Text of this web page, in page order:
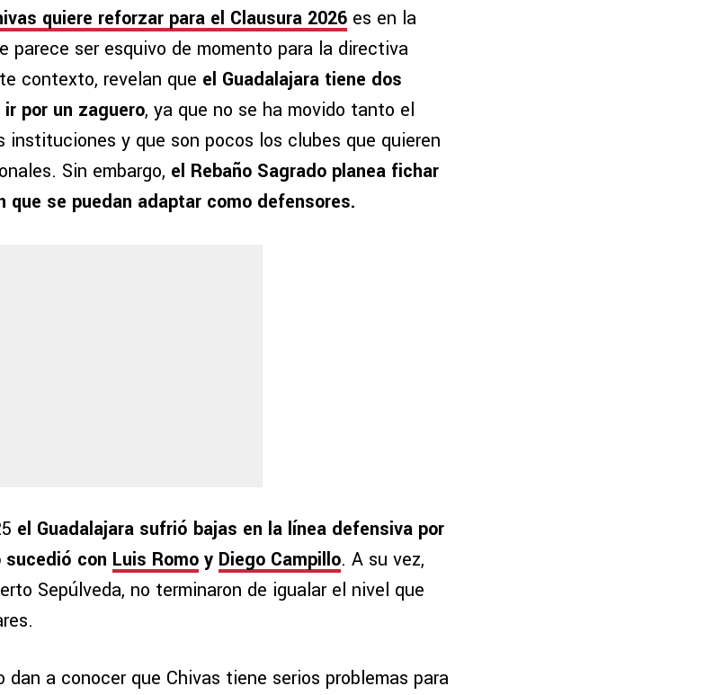
quiere reforzar para el Clausura 2026 es en la
parece ser esquivo de momento para la directiva
contexto, revelan que el Guadalajara tiene dos
por un zaguero, ya que no se ha movido tanto el
instituciones y que son pocos los clubes que quieren
Sin embargo, el Rebaño Sagrado planea fichar
que se puedan adaptar como defensores.
el Guadalajara sufrió bajas en la línea defensiva por
con Luis Romo y Diego Campillo. A su vez,
Sepúlveda, no terminaron de igualar el nivel que
a conocer que Chivas tiene serios problemas para